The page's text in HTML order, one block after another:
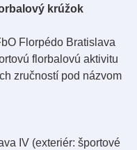
krúžok
Florpédo Bratislava
florbalovú aktivitu
zručností pod názvom
IV (exteriér: športové